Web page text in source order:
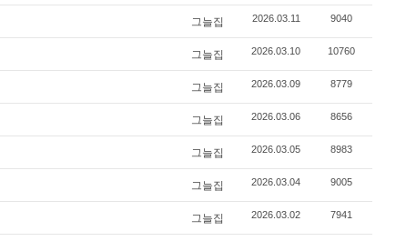
그늘집 2026.03.11 9040
그늘집 2026.03.10 10760
그늘집 2026.03.09 8779
그늘집 2026.03.06 8656
그늘집 2026.03.05 8983
그늘집 2026.03.04 9005
그늘집 2026.03.02 7941